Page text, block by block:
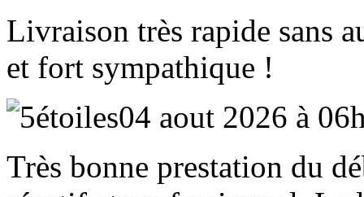
Livraison très rapide sans
et fort sympathique !
04 aout 2026 à
Très bonne prestation du